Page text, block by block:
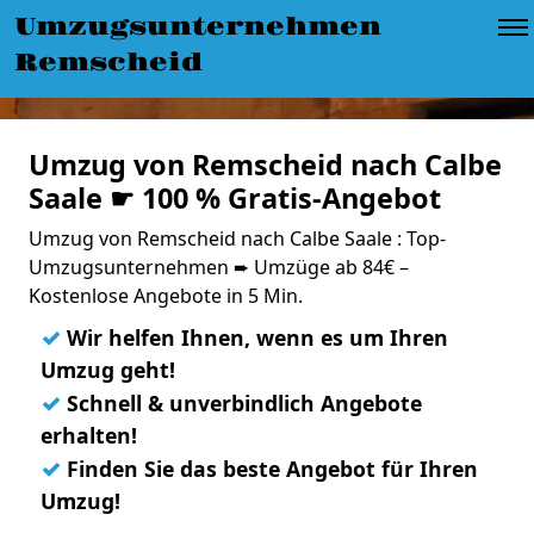
Umzugsunternehmen
Remscheid
Umzug von Remscheid nach Calbe
Saale ☛ 100 % Gratis-Angebot
Umzug von Remscheid nach Calbe Saale : Top-
Umzugsunternehmen ➨ Umzüge ab 84€ –
Kostenlose Angebote in 5 Min.
✓ Wir helfen Ihnen, wenn es um Ihren
Umzug geht!
✓ Schnell & unverbindlich Angebote
erhalten!
✓ Finden Sie das beste Angebot für Ihren
Umzug!